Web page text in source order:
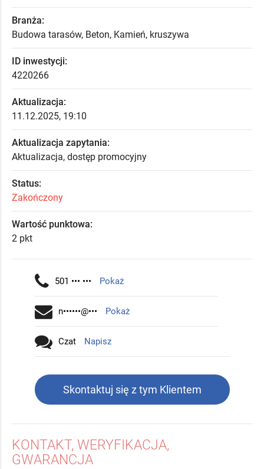
Branża:
Budowa tarasów, Beton, Kamień, kruszywa
ID inwestycji:
4220266
Aktualizacja:
11.12.2025, 19:10
Aktualizacja zapytania:
Aktualizacja, dostęp promocyjny
Status:
Zakończony
Wartość punktowa:
2 pkt
501 ••• ••• Pokaż
n••••••@••• Pokaż
Czat Napisz
Skontaktuj się z tym Klientem
KONTAKT, WERYFIKACJA,
GWARANCJA